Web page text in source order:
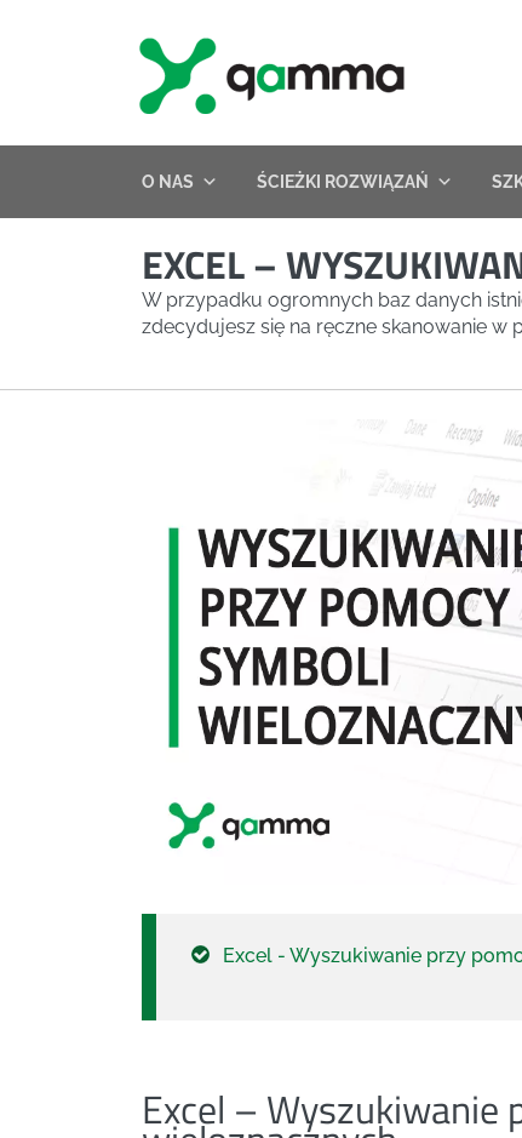
O NAS ŚCIEŻKI ROZWIĄZAŃ
EXCEL –
W przypadku ogromnych baz danych
zdecydujesz się na ręczne skanowanie w
Excel - Wyszukiwanie przy
Excel – Wyszukiwanie